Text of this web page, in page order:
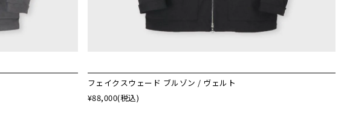
フェイクスウェード ブルゾン / ヴェルト
¥88,000(税込)